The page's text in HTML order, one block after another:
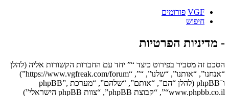
VGF פורומים
חיפוש
- מדיניות הפרטיות
הסכם זה מסביר בפירוט כיצד “” יחד עם החברות הקשורות אליה (להלן
“אנחנו”, “אותנו”, “שלנו”, “”, “https://www.vgfreak.com/forum”)
ו־phpBB (להלן “הם”, “אותם”, “שלהם”, “מערכת phpBB”,
“www.phpbb.co.il”, “קבוצת phpBB”, “צוות phpBB הישראלי”)